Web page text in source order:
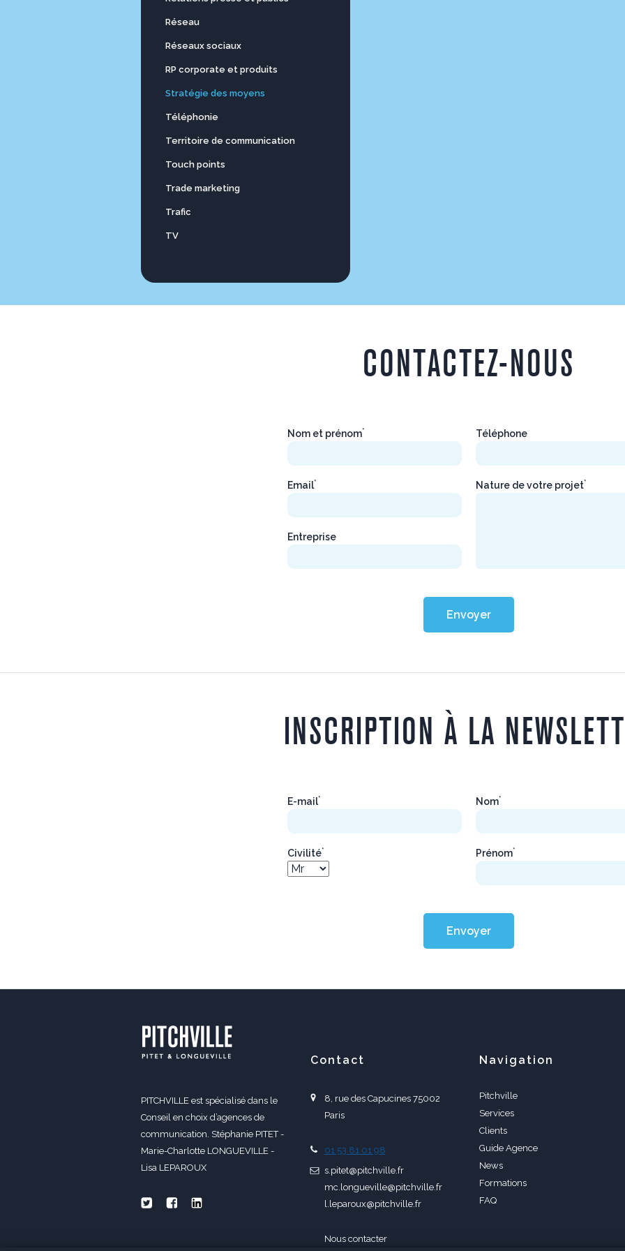
Réseau
Réseaux sociaux
RP corporate et produits
Stratégie des moyens
Téléphonie
Territoire de communication
Touch points
Trade marketing
Trafic
TV
CONTACTEZ-NOUS
Nom et prénom*
Email*
Entreprise
Téléphone
Nature de votre projet*
Envoyer
INSCRIPTION À LA
E-mail*
Civilité*
Nom*
Prénom*
Envoyer
PITCHVILLE est spécialisé dans le
Conseil en choix d’agences de
communication. Stéphanie PITET -
Marie-Charlotte LONGUEVILLE -
Lisa LEPAROUX
Contact
8, rue des Capucines 75002
Paris
01 53 81 01 98
s.pitet@pitchville.fr
mc.longueville@pitchville.fr
l.leparoux@pitchville.fr
Nous contacter
Navigation
Pitchville
Services
Clients
Guide Agence
News
Formations
FAQ